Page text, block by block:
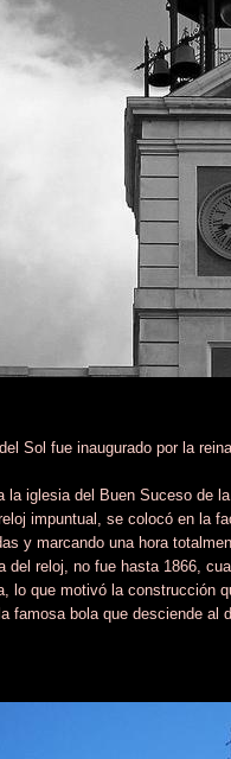
Sol fue inaugurado por la
la iglesia del Buen Suceso de la
impuntual, se colocó en la
y marcando una hora
del reloj, no fue hasta 1866,
lo que motivó la construcción
famosa bola que desciende al